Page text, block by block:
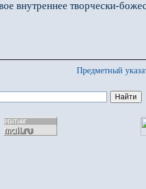
внутреннее творчески-
Предметный